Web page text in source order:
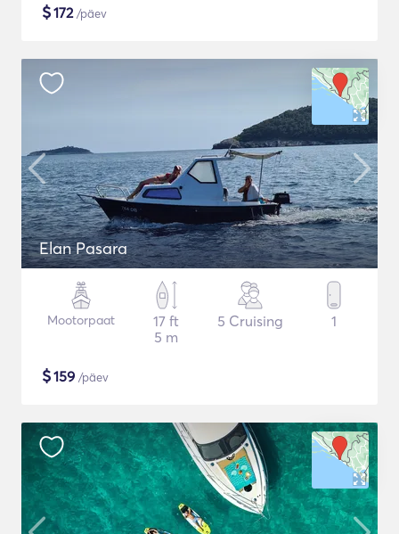
$172/päev
Elan Pasara
Mootorpaat
17 ft
5 m
5 Cruising 1
$159 /päev